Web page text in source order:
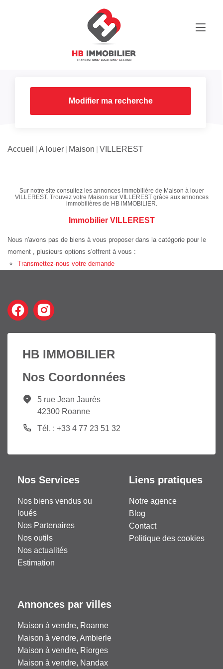
Modifier ma recherche
Accueil A louer Maison VILLEREST
Sur notre site consultez les annonces immobilière de Maison à louer
VILLEREST. Trouvez votre Maison sur VILLEREST grâce aux annonces
immobilières de HB IMMOBILIER.
Immobilier VILLEREST
Nous n'avons pas de biens à vous proposer dans la catégorie pour le
moment , plusieurs options s'offrent à vous :
Transmettez-nous votre demande
HB IMMOBILIER
Nos Coordonnées
5 rue Jean Jaurès
42300 Roanne
Tél. : +33 4 77 23 51 32
Nos Services
Nos biens vendus ou
loués
Nos Partenaires
Nos outils
Nos actualités
Estimation
Liens pratiques
Notre agence
Blog
Contact
Politique des cookies
Annonces par villes
Maison à vendre, Roanne
Maison à vendre, Ambierle
Maison à vendre, Riorges
Maison à vendre, Nandax